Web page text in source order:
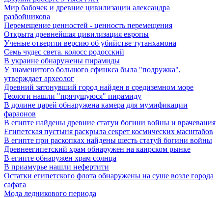
Мир бабочек и древние цивилизации александра
разбойникова
Перемещение ценностей - ценность перемещения
Открыта древнейшая цивилизация европы
Ученые отвергли версию об убийстве тутанхамона
Семь чудес света. колосс родосский
В украине обнаружены пирамиды
У знаменитого большого сфинкса была "подружка",
утверждает археолог
Древний затонувший город найден в средиземном море
Геологи нашли "прячущуюся" пирамиду
В долине царей обнаружена камера для мумификации
фараонов
В египте найдены древние статуи богини войны и врачевания
Египетская пустыня раскрыла секрет космических масштабов
В египте при раскопках найдены шесть статуй богини войны
Древнеегипетский храм обнаружен на каирском рынке
В египте обнаружен храм солнца
В приамурье нашли нефертити
Остатки египетского флота обнаружены на суше возле города
сафага
Мода ледникового периода